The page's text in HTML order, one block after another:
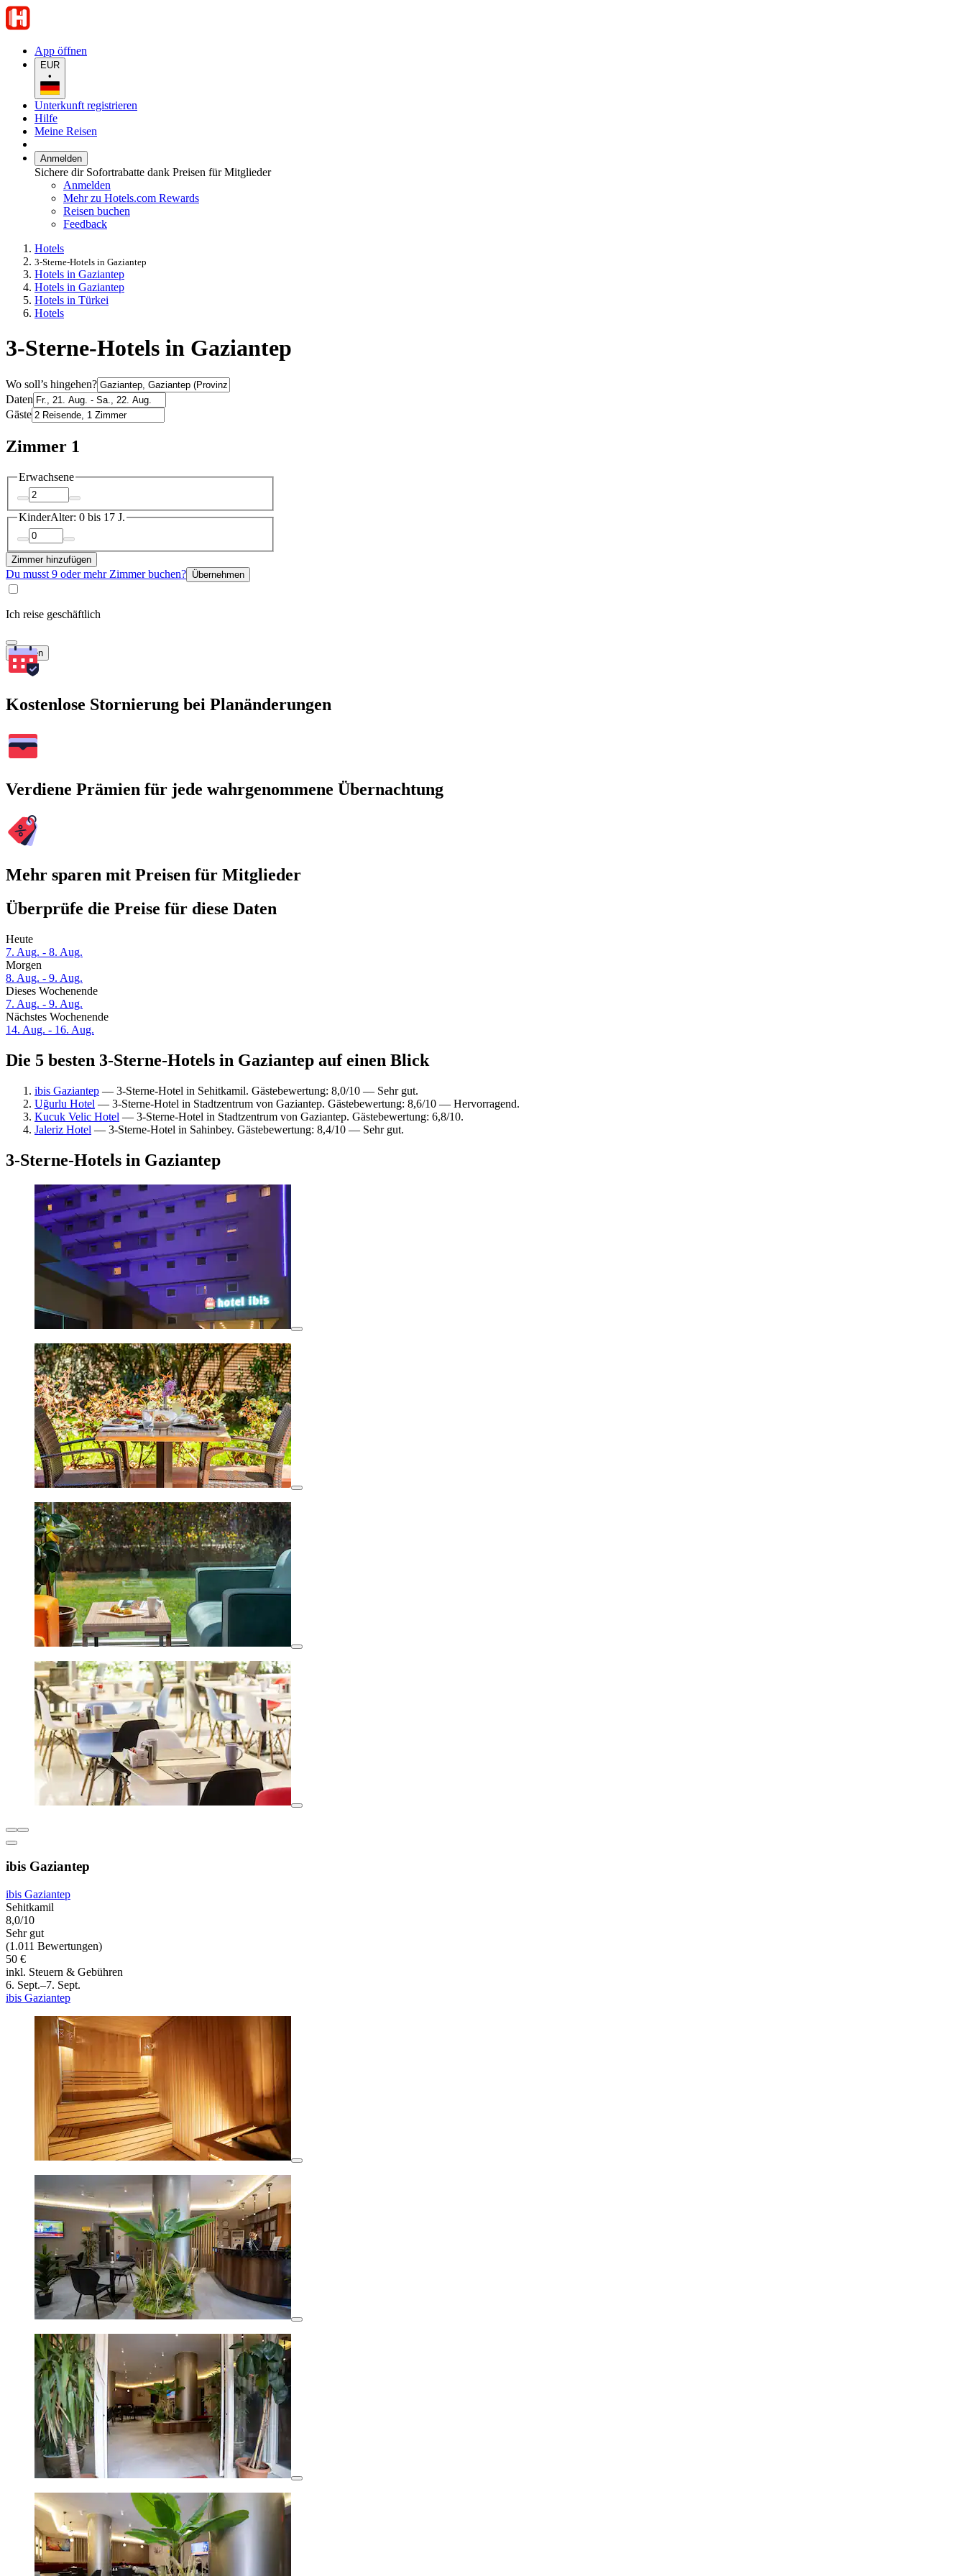
App öffnen
EUR
•
Unterkunft registrieren
Hilfe
Meine Reisen
Anmelden
Sichere dir Sofortrabatte dank Preisen für Mitglieder
Anmelden
Mehr zu Hotels.com Rewards
Reisen buchen
Feedback
Hotels
3-Sterne-Hotels in Gaziantep
Hotels in Gaziantep
Hotels in Gaziantep
Hotels in Türkei
Hotels
3-Sterne-Hotels in Gaziantep
Wo soll’s hingehen?
Daten
Gäste
Zimmer 1
Erwachsene
KinderAlter: 0 bis 17 J.
Zimmer hinzufügen
Du musst 9 oder mehr Zimmer buchen? Übernehmen
Ich reise geschäftlich
Suchen
Kostenlose Stornierung bei Planänderungen
Verdiene Prämien für jede wahrgenommene Übernachtung
Mehr sparen mit Preisen für Mitglieder
Überprüfe die Preise für diese Daten
Heute
7. Aug. - 8. Aug.
Morgen
8. Aug. - 9. Aug.
Dieses Wochenende
7. Aug. - 9. Aug.
Nächstes Wochenende
14. Aug. - 16. Aug.
Die 5 besten 3-Sterne-Hotels in Gaziantep auf einen Blick
ibis Gaziantep — 3-Sterne-Hotel in Sehitkamil. Gästebewertung: 8,0/10 — Sehr gut.
Uğurlu Hotel — 3-Sterne-Hotel in Stadtzentrum von Gaziantep. Gästebewertung: 8,6/10 — Hervorragend.
Kucuk Velic Hotel — 3-Sterne-Hotel in Stadtzentrum von Gaziantep. Gästebewertung: 6,8/10.
Jaleriz Hotel — 3-Sterne-Hotel in Sahinbey. Gästebewertung: 8,4/10 — Sehr gut.
3-Sterne-Hotels in Gaziantep
ibis Gaziantep
ibis Gaziantep
Sehitkamil
8,0/10
Sehr gut
(1.011 Bewertungen)
50 €
inkl. Steuern & Gebühren
6. Sept.–7. Sept.
ibis Gaziantep